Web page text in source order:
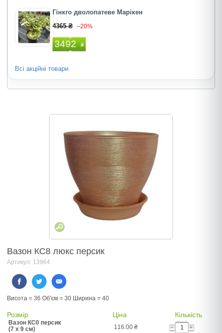
Гінкго дволопатеве Марiкен
4365 ₴ –20%
3492 ₴
Всі акційні товари
Вазон КС8 люкс персик
Артикул: 13964
Висота = 36 Об'єм = 30 Ширина = 40
Розмір Ціна Кількість
Вазон КС0 персик
(7 x 9 см)
116.00 ₴